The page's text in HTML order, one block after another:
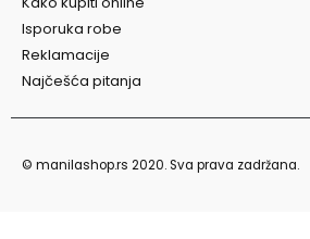
Isporuka robe
Reklamacije
Najčešća pitanja
© manilashop.rs 2020. Sva prava zadržana.